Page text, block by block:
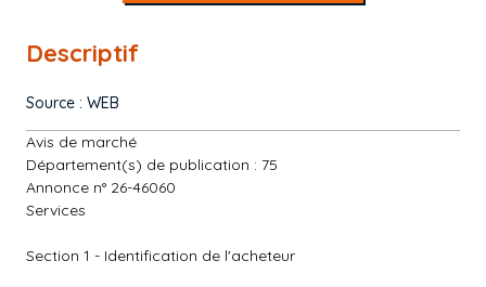
Descriptif
Source : WEB
Avis de marché
Département(s) de publication : 75
Annonce n° 26-46060
Services
Section 1 - Identification de l'acheteur